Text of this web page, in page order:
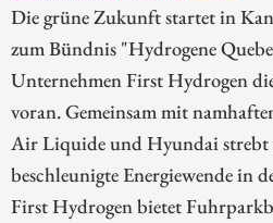
Die grüne Zukunft startet in
zum Bündnis "Hydrogene
Unternehmen First Hydrogen
voran. Gemeinsam mit
Air Liquide und Hyundai strebt
beschleunigte Energiewende in
First Hydrogen bietet